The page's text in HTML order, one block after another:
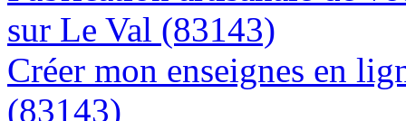
sur Le Val (83143)
Créer mon enseignes en
(83143)